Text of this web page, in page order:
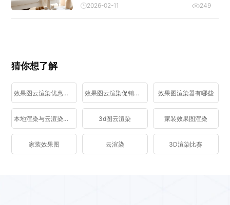
2026-02-11 249
猜你想了解
效果图云渲染优惠活动 效果图云渲染促销活动 效果图渲染器有哪些
本地渲染与云渲染区别 3d图云渲染 家装效果图渲染
家装效果图 云渲染 3D渲染比赛